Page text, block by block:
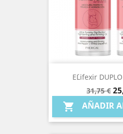
E´lifexir
Precio
base
31,75 €
 AÑADIR